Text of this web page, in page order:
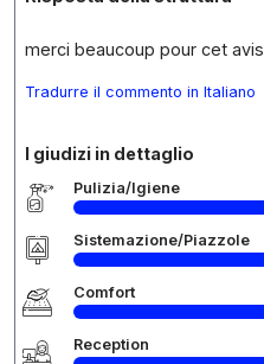
merci beaucoup pour cet avis
Tradurre il commento in Italiano
I giudizi in dettaglio
Pulizia/Igiene
Sistemazione/Piazzole
Comfort
Reception